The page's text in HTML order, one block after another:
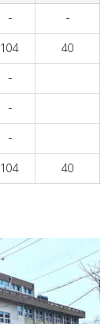
- -
104 40
-
-
-
104 40